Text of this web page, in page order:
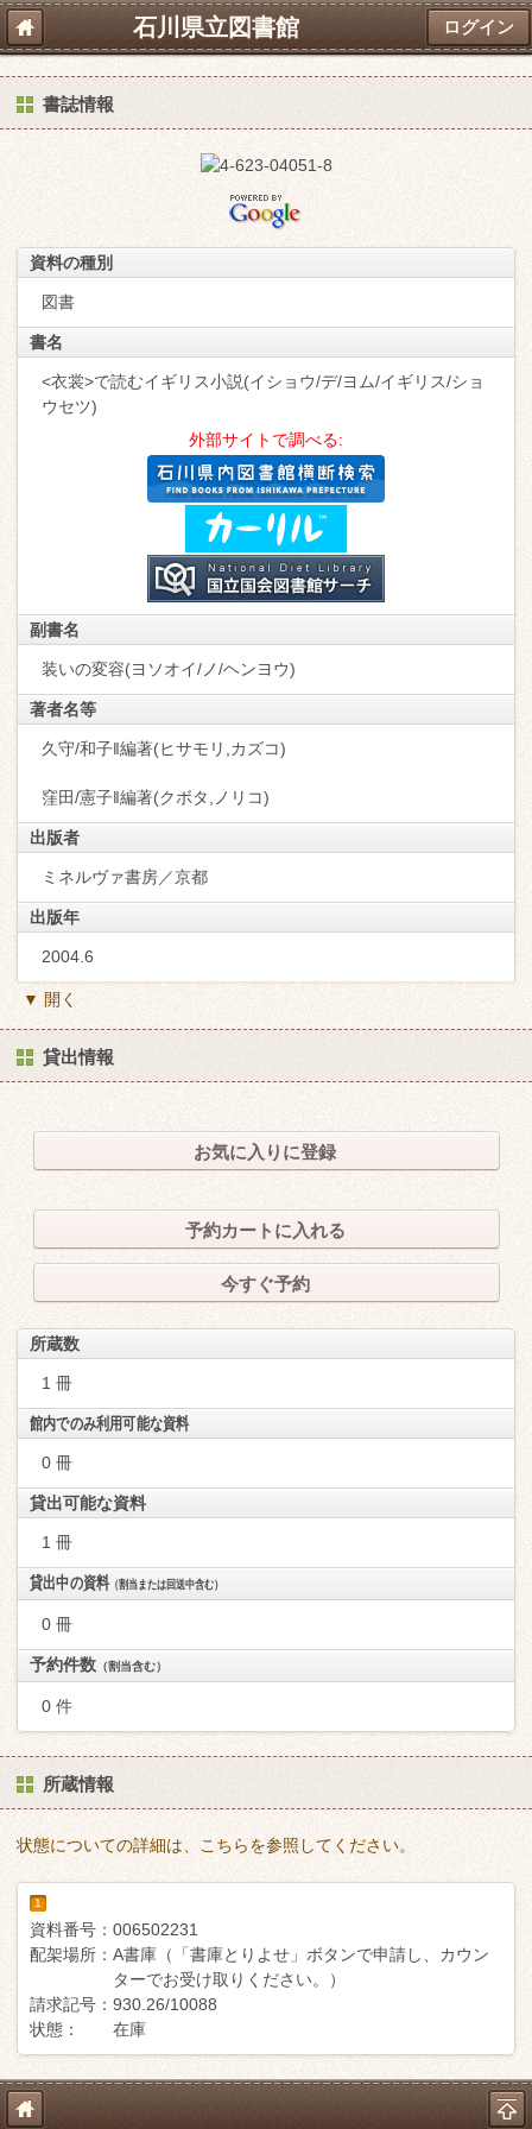
石川県立図書館 ログイン
書誌情報
資料の種別
図書
書名
<衣裳>で読むイギリス小説(イショウ/デ/ヨム/イギリス/ショ
ウセツ)
外部サイトで調べる:
副書名
装いの変容(ヨソオイ/ノ/ヘンヨウ)
著者名等
久守/和子‖編著(ヒサモリ,カズコ)
窪田/憲子‖編著(クボタ,ノリコ)
出版者
ミネルヴァ書房／京都
出版年
2004.6
▼ 開く
貸出情報
お気に入りに登録
予約カートに入れる
今すぐ予約
所蔵数
1 冊
館内でのみ利用可能な資料
0 冊
貸出可能な資料
1 冊
貸出中の資料（割当または回送中含む）
0 冊
予約件数 （割当含む）
0 件
所蔵情報
状態についての詳細は、こちらを参照してください。
1
資料番号： 006502231
配架場所： A書庫（「書庫とりよせ」ボタンで申請し、カウン
ターでお受け取りください。）
請求記号： 930.26/10088
状態：
在庫